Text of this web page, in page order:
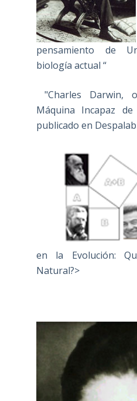
pensamiento de
biología actual “
"Charles
Máquina Incapaz
publicado en
en la Evolución:
Natural?>